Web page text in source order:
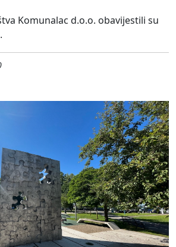
Komunalac d.o.o. obavijestili su